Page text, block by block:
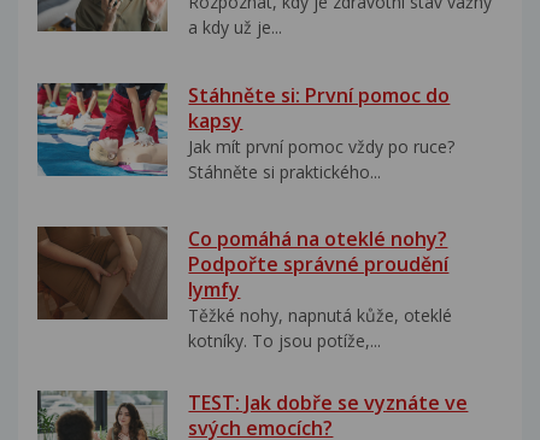
a kdy už je...
Stáhněte si: První pomoc do
kapsy
Jak mít první pomoc vždy po ruce?
Stáhněte si praktického...
Co pomáhá na oteklé nohy?
Podpořte správné proudění
lymfy
Těžké nohy, napnutá kůže, oteklé
kotníky. To jsou potíže,...
TEST: Jak dobře se vyznáte ve
svých emocích?